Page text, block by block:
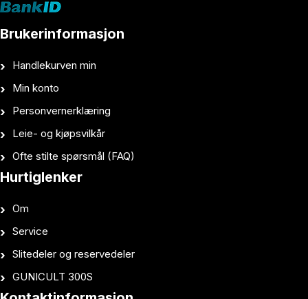
Brukerinformasjon
Handlekurven min
Min konto
Personvernerklæring
Leie- og kjøpsvilkår
Ofte stilte spørsmål (FAQ)
Hurtiglenker
Om
Service
Slitedeler og reservedeler
GUNICULT 300S